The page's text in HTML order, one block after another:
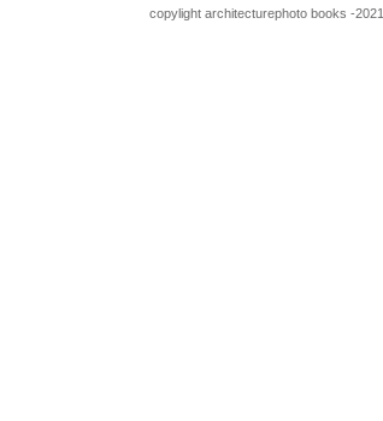
copylight architecturephoto books -2021